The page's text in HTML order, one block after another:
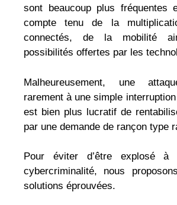
sont beaucoup plus fréquentes
compte tenu de la
connectés, de la mobilité
possibilités offertes par les
Malheureusement, une
rarement à une simple
est bien plus lucratif de
par une demande de rançon type
Pour éviter d’être explosé
cybercriminalité, nous
solutions éprouvées.